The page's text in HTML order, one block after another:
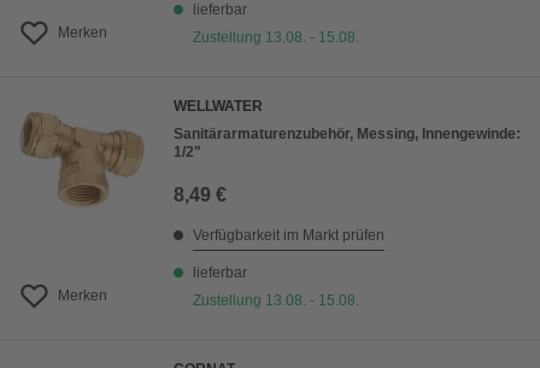
Merken
lieferbar
Zustellung 13.08. - 15.08.
Merken
WELLWATER
Sanitärarmaturenzubehör, Messing, Innengewinde:
1/2"
8,49 €
Verfügbarkeit im Markt prüfen
lieferbar
Zustellung 13.08. - 15.08.